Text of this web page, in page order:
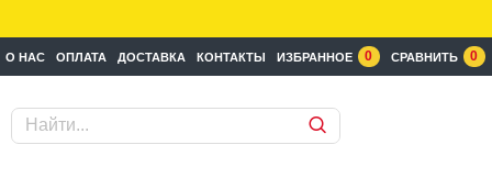
О НАС ОПЛАТА ДОСТАВКА КОНТАКТЫ ИЗБРАННОЕ 0 СРАВНИТЬ 0